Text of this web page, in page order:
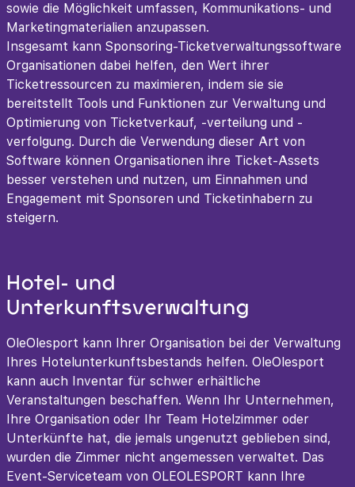
sowie die Möglichkeit umfassen, Kommunikations- und
Marketingmaterialien anzupassen.
Insgesamt kann Sponsoring-Ticketverwaltungssoftware
Organisationen dabei helfen, den Wert ihrer
Ticketressourcen zu maximieren, indem sie sie
bereitstellt Tools und Funktionen zur Verwaltung und
Optimierung von Ticketverkauf, -verteilung und -
verfolgung. Durch die Verwendung dieser Art von
Software können Organisationen ihre Ticket-Assets
besser verstehen und nutzen, um Einnahmen und
Engagement mit Sponsoren und Ticketinhabern zu
steigern.
Hotel- und
Unterkunftsverwaltung
OleOlesport kann Ihrer Organisation bei der Verwaltung
Ihres Hotelunterkunftsbestands helfen. OleOlesport
kann auch Inventar für schwer erhältliche
Veranstaltungen beschaffen. Wenn Ihr Unternehmen,
Ihre Organisation oder Ihr Team Hotelzimmer oder
Unterkünfte hat, die jemals ungenutzt geblieben sind,
wurden die Zimmer nicht angemessen verwaltet. Das
Event-Serviceteam von OLEOLESPORT kann Ihre